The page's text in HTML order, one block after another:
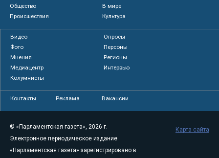
Общество
В мире
Происшествия
Культура
Видео
Опросы
Фото
Персоны
Мнения
Регионы
Медиацентр
Интервью
Колумнисты
Контакты Реклама Вакансии
© «Парламентская газета», 2026 г.
Электронное периодическое издание
«Парламентская газета» зарегистрировано в
Карта сайта